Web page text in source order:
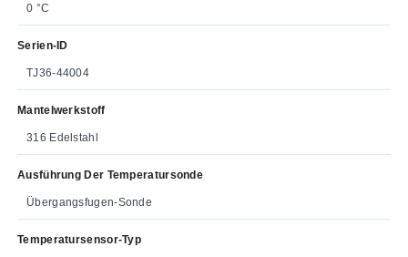
0 °C
Serien-ID
TJ36-44004
Mantelwerkstoff
316 Edelstahl
Ausführung Der Temperatursonde
Übergangsfugen-Sonde
Temperatursensor-Typ